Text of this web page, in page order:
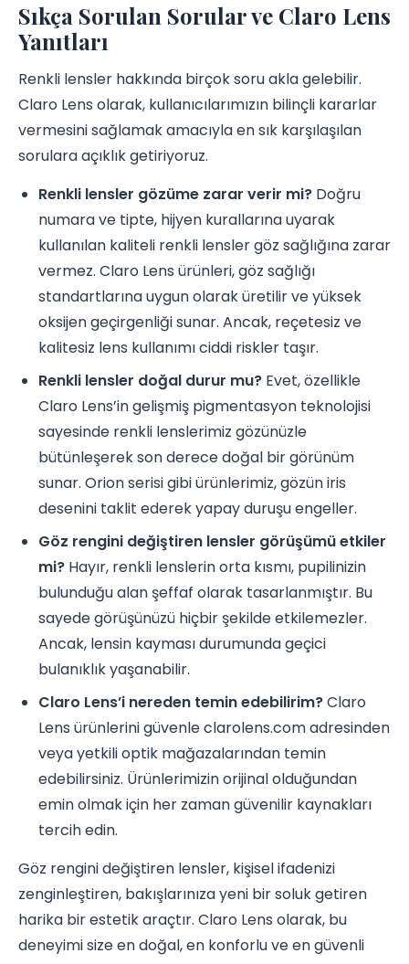
Sıkça Sorulan Sorular ve Claro Lens
Yanıtları
Renkli lensler hakkında birçok soru akla gelebilir.
Claro Lens olarak, kullanıcılarımızın bilinçli kararlar
vermesini sağlamak amacıyla en sık karşılaşılan
sorulara açıklık getiriyoruz.
Renkli lensler gözüme zarar verir mi? Doğru
numara ve tipte, hijyen kurallarına uyarak
kullanılan kaliteli renkli lensler göz sağlığına zarar
vermez. Claro Lens ürünleri, göz sağlığı
standartlarına uygun olarak üretilir ve yüksek
oksijen geçirgenliği sunar. Ancak, reçetesiz ve
kalitesiz lens kullanımı ciddi riskler taşır.
Renkli lensler doğal durur mu? Evet, özellikle
Claro Lens’in gelişmiş pigmentasyon teknolojisi
sayesinde renkli lenslerimiz gözünüzle
bütünleşerek son derece doğal bir görünüm
sunar. Orion serisi gibi ürünlerimiz, gözün iris
desenini taklit ederek yapay duruşu engeller.
Göz rengini değiştiren lensler görüşümü etkiler
mi? Hayır, renkli lenslerin orta kısmı, pupilinizin
bulunduğu alan şeffaf olarak tasarlanmıştır. Bu
sayede görüşünüzü hiçbir şekilde etkilemezler.
Ancak, lensin kayması durumunda geçici
bulanıklık yaşanabilir.
Claro Lens’i nereden temin edebilirim?Claro
Lens ürünlerini güvenle clarolens.com adresinden
veya yetkili optik mağazalarından temin
edebilirsiniz. Ürünlerimizin orijinal olduğundan
emin olmak için her zaman güvenilir kaynakları
tercih edin.
Göz rengini değiştiren lensler, kişisel ifadenizi
zenginleştiren, bakışlarınıza yeni bir soluk getiren
harika bir estetik araçtır. Claro Lens olarak, bu
deneyimi size en doğal, en konforlu ve en güvenli